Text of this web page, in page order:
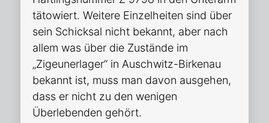
tätowiert. Weitere Einzelheiten sind über
sein Schicksal nicht bekannt, aber nach
allem was über die Zustände im
„Zigeunerlager“ in Auschwitz-Birkenau
bekannt ist, muss man davon ausgehen,
dass er nicht zu den wenigen
Überlebenden gehört.